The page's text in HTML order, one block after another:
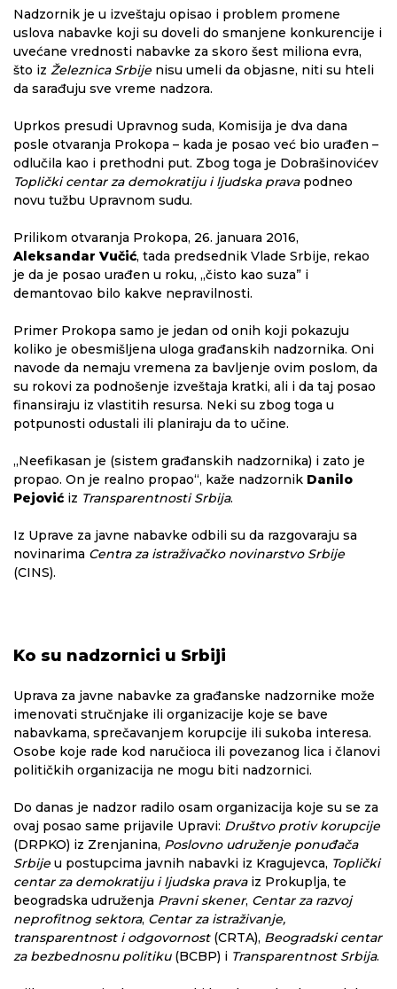
Nadzornik je u izveštaju opisao i problem promene
uslova nabavke koji su doveli do smanjene konkurencije i
uvećane vrednosti nabavke za skoro šest miliona evra,
što iz Železnica Srbije nisu umeli da objasne, niti su hteli
da sarađuju sve vreme nadzora.
Uprkos presudi Upravnog suda, Komisija je dva dana
posle otvaranja Prokopa – kada je posao već bio urađen –
odlučila kao i prethodni put. Zbog toga je Dobrašinovićev
Toplički centar za demokratiju i ljudska pravapodneo
novu tužbu Upravnom sudu.
Prilikom otvaranja Prokopa, 26. januara 2016,
Aleksandar Vučić, tada predsednik Vlade Srbije, rekao
je da je posao urađen u roku, „čisto kao suza” i
demantovao bilo kakve nepravilnosti.
Primer Prokopa samo je jedan od onih koji pokazuju
koliko je obesmišljena uloga građanskih nadzornika. Oni
navode da nemaju vremena za bavljenje ovim poslom, da
su rokovi za podnošenje izveštaja kratki, ali i da taj posao
finansiraju iz vlastitih resursa. Neki su zbog toga u
potpunosti odustali ili planiraju da to učine.
„Neefikasan je (sistem građanskih nadzornika) i zato je
propao. On je realno propao“, kaže nadzornik Danilo
Pejović iz Transparentnosti Srbija.
Iz Uprave za javne nabavke odbili su da razgovaraju sa
novinarima Centra za istraživačko novinarstvo Srbije
(CINS).
Ko su nadzornici u Srbiji
Uprava za javne nabavke za građanske nadzornike može
imenovati stručnjake ili organizacije koje se bave
nabavkama, sprečavanjem korupcije ili sukoba interesa.
Osobe koje rade kod naručioca ili povezanog lica i članovi
političkih organizacija ne mogu biti nadzornici.
Do danas je nadzor radilo osam organizacija koje su se za
ovaj posao same prijavile Upravi: Društvo protiv korupcije
(DRPKO) iz Zrenjanina, Poslovno udruženje ponuđača
Srbije u postupcima javnih nabavki iz Kragujevca, Toplički
centar za demokratiju i ljudska pravaiz Prokuplja, te
beogradska udruženja Pravni skener, Centar za razvoj
neprofitnog sektora, Centar za istraživanje,
transparentnost i odgovornost (CRTA), Beogradski centar
za bezbednosnu politiku (BCBP) i Transparentnost Srbija.